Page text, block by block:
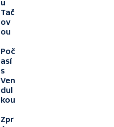
u
Tač
ov
ou
Poč
así
s
Ven
dul
kou
Zpr